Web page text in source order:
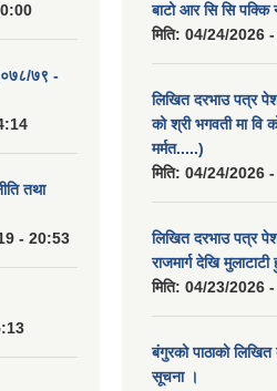
७९ -
तथा
- 20:53
बाटो आर सि सि पक्कि
मिति: 04/24/2026
लिखित दरभाउ पत्र
को श्री भगवती मा वि
मर्मत.....)
मिति: 04/24/2026
लिखित दरभाउ पत्र
राजमार्ग देखि
मिति: 04/23/2026
बंगुरको पाठाको
सूचना ।